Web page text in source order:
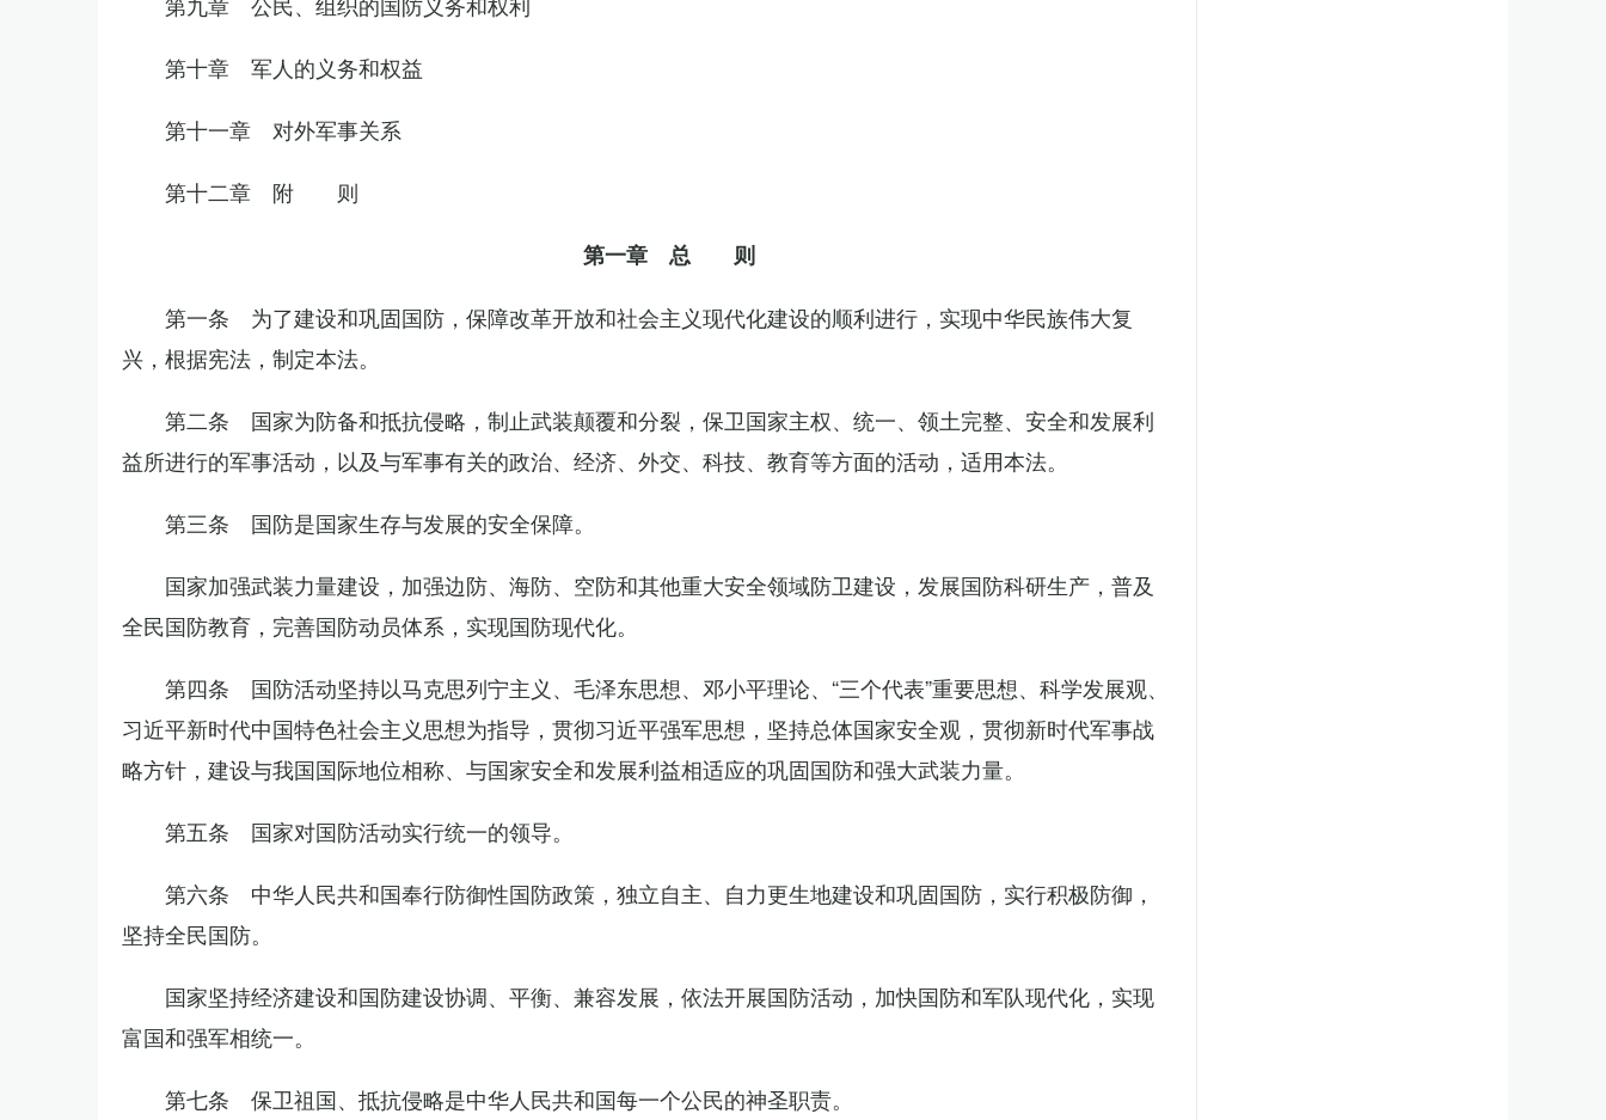
第十章 军人的义务和权益
第十一章 对外军事关系
第十二章 附 则
第一章 总 则
第一条 为了建设和巩固国防，保障改革开放和社会主义现代化建设的顺利进行，实现中华民族伟大复
兴，根据宪法，制定本法。
第二条 国家为防备和抵抗侵略，制止武装颠覆和分裂，保卫国家主权、统一、领土完整、安全和发展利
益所进行的军事活动，以及与军事有关的政治、经济、外交、科技、教育等方面的活动，适用本法。
第三条 国防是国家生存与发展的安全保障。
国家加强武装力量建设，加强边防、海防、空防和其他重大安全领域防卫建设，发展国防科研生产，普及
全民国防教育，完善国防动员体系，实现国防现代化。
第四条 国防活动坚持以马克思列宁主义、毛泽东思想、邓小平理论、“三个代表”重要思想、科学发展观、
习近平新时代中国特色社会主义思想为指导，贯彻习近平强军思想，坚持总体国家安全观，贯彻新时代军事战
略方针，建设与我国国际地位相称、与国家安全和发展利益相适应的巩固国防和强大武装力量。
第五条 国家对国防活动实行统一的领导。
第六条 中华人民共和国奉行防御性国防政策，独立自主、自力更生地建设和巩固国防，实行积极防御，
坚持全民国防。
国家坚持经济建设和国防建设协调、平衡、兼容发展，依法开展国防活动，加快国防和军队现代化，实现
富国和强军相统一。
第七条 保卫祖国、抵抗侵略是中华人民共和国每一个公民的神圣职责。